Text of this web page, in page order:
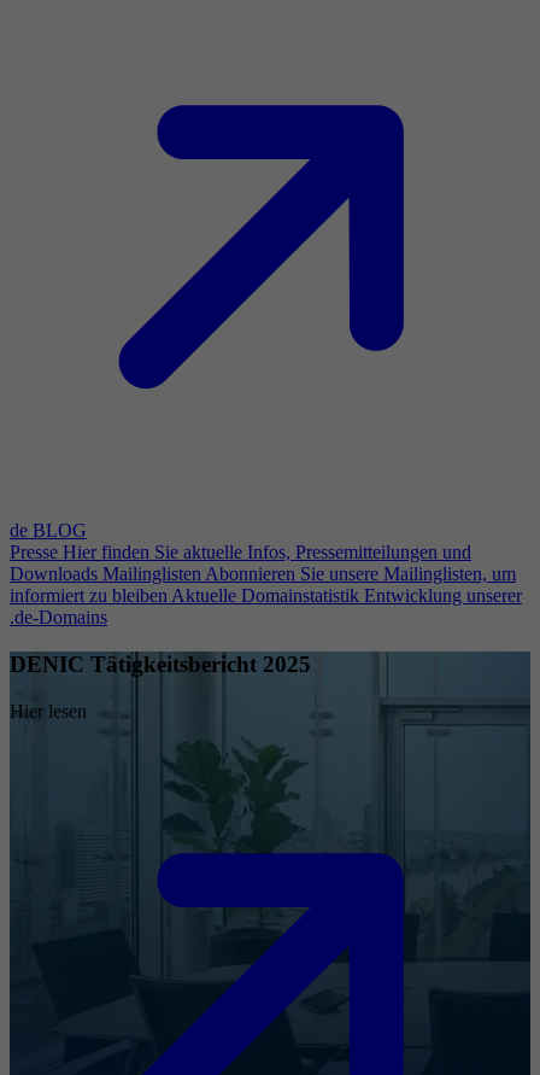
de BLOG
Presse Hier finden Sie aktuelle Infos, Pressemitteilungen und
Downloads Mailinglisten Abonnieren Sie unsere Mailinglisten, um
informiert zu bleiben Aktuelle Domainstatistik Entwicklung unserer
.de-Domains
DENIC Tätigkeitsbericht 2025
Hier lesen